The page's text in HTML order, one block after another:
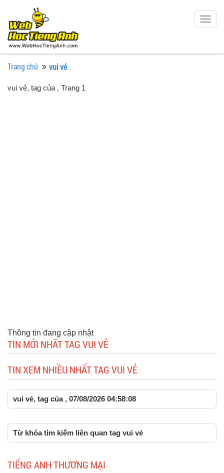
Trang chủ vui vẻ
vui vẻ, tag của , Trang 1
Thông tin đang cập nhật
TIN MỚI NHẤT TAG VUI VẺ
TIN XEM NHIỀU NHẤT TAG VUI VẺ
vui vẻ, tag của , 07/08/2026 04:58:08
Từ khóa tìm kiếm liên quan tag vui vẻ
TIẾNG ANH THƯƠNG MẠI